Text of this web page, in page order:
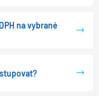
na vybrané